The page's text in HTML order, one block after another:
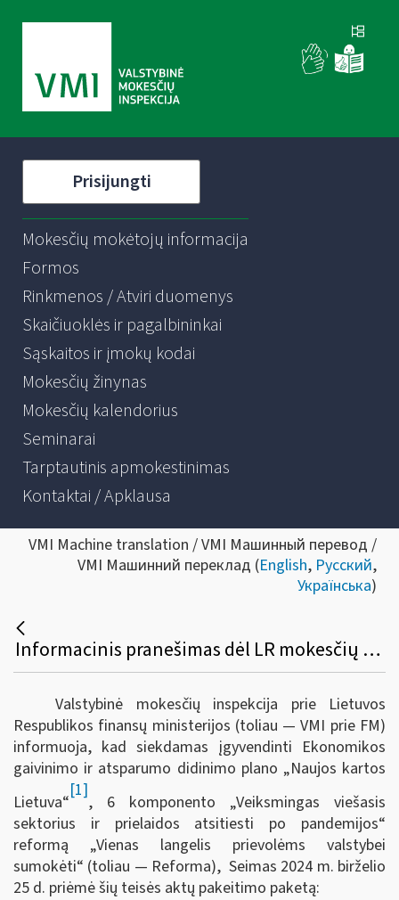
Prisijungti
Mokesčių mokėtojų informacija
Formos
Rinkmenos / Atviri duomenys
Skaičiuoklės ir pagalbininkai
Sąskaitos ir įmokų kodai
Mokesčių žinynas
Mokesčių kalendorius
Seminarai
Tarptautinis apmokestinimas
Kontaktai / Apklausa
VMI Machine translation / VMI Машинный перевод /
VMI Машинний переклад (English, Русский,
Українська)
Informacinis pranešimas dėl LR mokesčių administravimo įstatymo ir kitų teisės aktų pakeitimo
Valstybinė mokesčių inspekcija prie Lietuvos
Respublikos finansų ministerijos (toliau — VMI prie FM)
informuoja, kad siekdamas įgyvendinti Ekonomikos
gaivinimo ir atsparumo didinimo plano „Naujos kartos
Lietuva“
[1]
, 6 komponento „Veiksmingas viešasis
sektorius ir prielaidos atsitiesti po pandemijos“
reformą „Vienas langelis prievolėms valstybei
sumokėti“ (toliau — Reforma), Seimas 2024 m. birželio
25 d. priėmė šių teisės aktų pakeitimo paketą: